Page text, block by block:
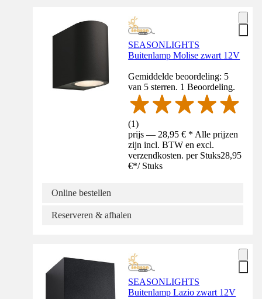
SEASONLIGHTS
Buitenlamp Molise zwart 12V
Gemiddelde beoordeling: 5
van 5 sterren. 1 Beoordeling.
(1)
prijs — 28,95 € * Alle prijzen
zijn incl. BTW en excl.
verzendkosten. per Stuks28,95
€*/ Stuks
Online bestellen
Reserveren & afhalen
SEASONLIGHTS
Buitenlamp Lazio zwart 12V